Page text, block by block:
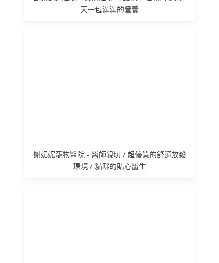
天一包滿滿的營養
謝妮妮寵物醫院 - 醫師親切 / 超優質的舒適放鬆
環境 / 貓咪的貼心醫生